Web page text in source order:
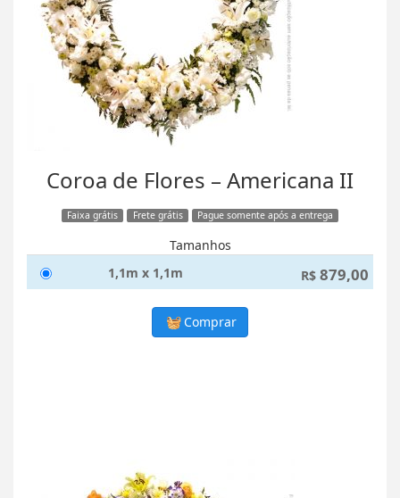
Coroa de Flores – Americana II
Faixa grátis Frete grátis Pague somente após a entrega
Tamanhos
1,1m x 1,1m
R$ 879,00
Comprar